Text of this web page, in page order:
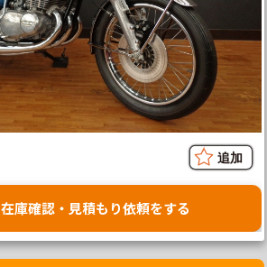
在庫確認・見積もり依頼をする